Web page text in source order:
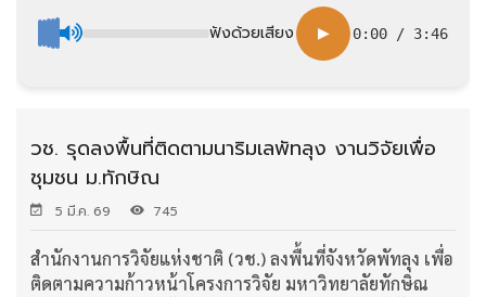
ฟังด้วยเสียง ▶ 0:00 / 3:46
วช. รุดลงพื้นที่ติดตามนาริมเลพัทลุง งานวิจัยเพื่อ
ชุมชน ม.ทักษิณ
5 มี.ค. 69 745
สำนักงานการวิจัยแห่งชาติ (วช.) ลงพื้นที่จังหวัดพัทลุง เพื่อ
ติดตามความก้าวหน้าโครงการวิจัย มหาวิทยาลัยทักษิณ